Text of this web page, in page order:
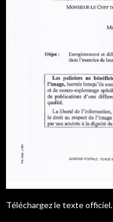
Téléchargez le texte officiel.